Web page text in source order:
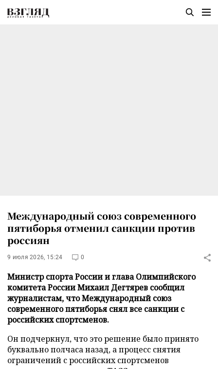
Международный союз современного
пятиборья отменил санкции против
россиян
9 июля 2026, 15:24 0
Министр спорта России и глава Олимпийского
комитета России Михаил Дегтярев сообщил
журналистам, что Международный союз
современного пятиборья снял все санкции с
российских спортсменов.
Он подчеркнул, что это решение было принято
буквально полчаса назад, а процесс снятия
ограничений с российских спортсменов